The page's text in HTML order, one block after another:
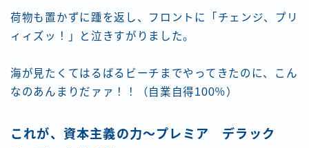
荷物も置かずに踵を返し、フロントに「チェンジ、プリ
ィィズッ！」と泣きすがりました。
海が見たくてはるばるビーチまでやってきたのに、こん
なのあんまりだァァ！！（自業自得100％）
これが、資本主義の力～プレミア デラック